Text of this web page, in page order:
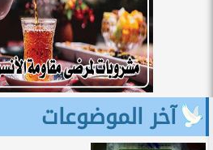
آخر الموضوعات